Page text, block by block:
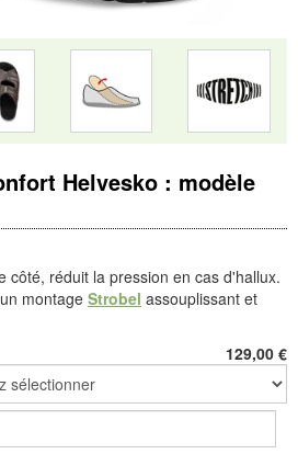
Helvesko : modèle
côté, réduit la pression en cas d'hallux.
montage Strobel assouplissant et
: une experte du déroulé. Cuir de belle
ALCANTARA.
est un bienfait pour les pieds
d'espace pour les capitons du pied
La doublure en microfibre Dry Clim
129,00 €